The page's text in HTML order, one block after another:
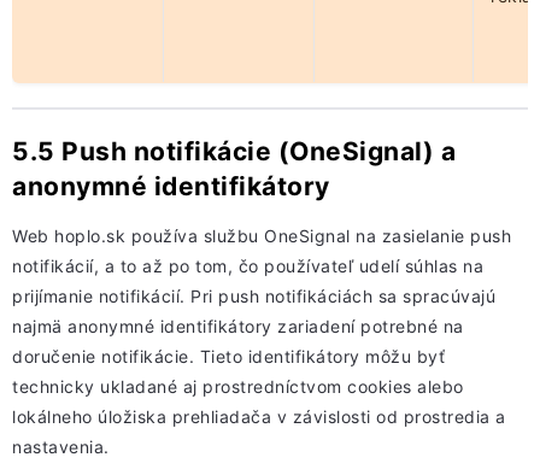
5.5 Push notifikácie (OneSignal) a
anonymné identifikátory
Web hoplo.sk používa službu OneSignal na zasielanie push
notifikácií, a to až po tom, čo používateľ udelí súhlas na
prijímanie notifikácií. Pri push notifikáciách sa spracúvajú
najmä anonymné identifikátory zariadení potrebné na
doručenie notifikácie. Tieto identifikátory môžu byť
technicky ukladané aj prostredníctvom cookies alebo
lokálneho úložiska prehliadača v závislosti od prostredia a
nastavenia.